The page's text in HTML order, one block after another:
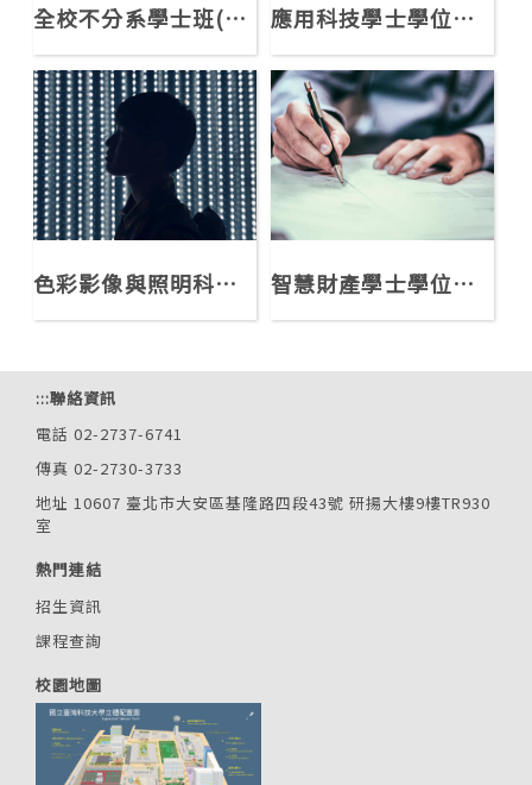
全校不分系學士班(精誠學系) 應用科技學士學位學程
色彩影像與照明科技學士學位學程 智慧財產學士學位學程
:::聯絡資訊
電話 02-2737-6741
傳真 02-2730-3733
地址 10607 臺北市大安區基隆路四段43號 研揚大樓9樓TR930
室
熱門連結
招生資訊
課程查詢
校園地圖